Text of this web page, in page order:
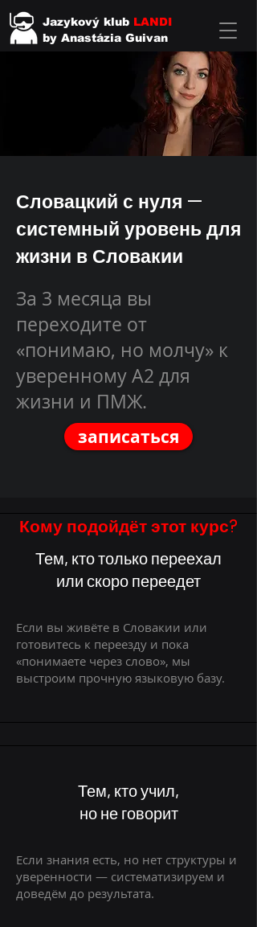
Jazykový klub LANDI
by Anastázia Guivan
Словацкий с нуля —
системный уровень для
жизни в Словакии
За 3 месяца вы
переходите от
«понимаю, но молчу» к
уверенному A2 для
жизни и ПМЖ.
записаться
Кому подойдёт этот курс?
Тем, кто только переехал
или скоро переедет
Если вы живёте в Словакии или
готовитесь к переезду и пока
«понимаете через слово», мы
выстроим прочную языковую базу.
Тем, кто учил,
но не говорит
Если знания есть, но нет структуры и
уверенности — систематизируем и
доведём до результата.